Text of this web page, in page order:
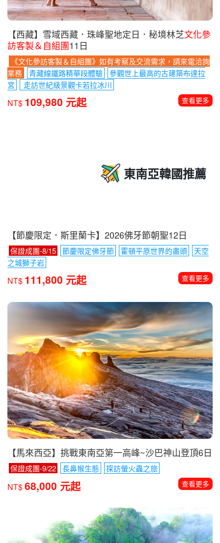
【西藏】雪域西藏．珠峰聖地定日．秘境林芝文化參
訪客製＆自組團11日
《文化參訪客製＆自組團》如有考察及交流需求，請來電洽詢
業務
青藏線鐵路精華段體驗
參觀世上最高的古建築布達拉
宮
走訪世紀級景觀卡若拉冰川
NT$ 109,980 元起 查看更多
東南亞韓國推薦
【節慶限定．斯里蘭卡】2026佛牙節朝聖12日
保證成團-8/15 節慶限定佛牙節 霍頓平原世界的盡頭
天空
之城獅子岩
NT$ 111,800 元起 查看更多
【馬來西亞】挑戰東南亞第一高峰~沙巴神山登頂6日
保證成團-9/22 長鼻猴生態 探訪螢火蟲之旅
NT$68,000 元起 查看更多